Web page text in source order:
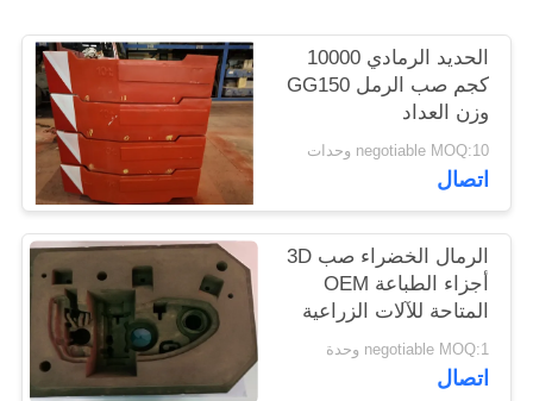
PRIVACY
POLICY
الحديد الرمادي 10000
كجم صب الرمل GG150
وزن العداد
negotiable MOQ:10 وحدات
اتصال
الرمال الخضراء صب 3D
أجزاء الطباعة OEM
المتاحة للآلات الزراعية
negotiable MOQ:1 وحدة
اتصال